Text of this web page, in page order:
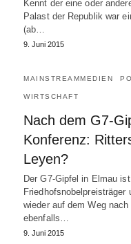
Kennt der eine oder
Palast der Republik war
(ab…
9. Juni 2015
MAINSTREAMMEDIEN
WIRTSCHAFT
Nach dem G7-
Konferenz:
Leyen?
Der G7-Gipfel in Elmau
Friedhofsnobelpreisträger
wieder auf dem Weg
ebenfalls…
9. Juni 2015